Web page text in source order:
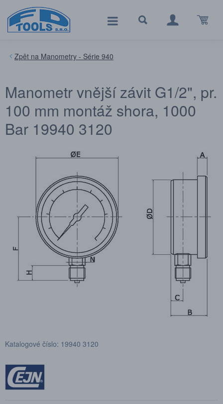
Manometry - Série 940
Manometr vnější závit G1/2", pr.
100 mm montáž shora, 1000
Bar 19940 3120
Katalogové číslo: 19940 3120